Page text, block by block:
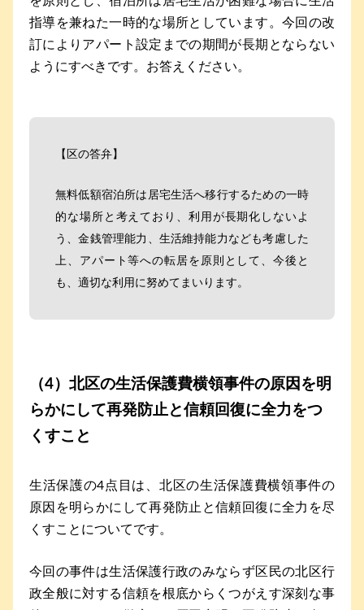
指導を兼ねた一時的な場所としています。今回の改
訂によりアパート設定までの期間が長期とならない
ようにすべきです。お答えください。
【区の答弁】
無料低額宿泊所は居宅生活へ移行するための一時
的な場所と考えており、利用が長期化しないよ
う、金銭管理能力、生活維持能力なども考慮した
上、アパート等への転居を原則として、今後と
も、適切な利用に努めてまいります。
（4）北区の生活保護費横領事件の原因を明
らかにして再発防止と信頼回復に全力をつ
くすこと
生活保護の4点目は、北区の生活保護費横領事件の
原因を明らかにして再発防止と信頼回復に全力を尽
くすことについてです。
今回の事件は生活保護行政のみならず区民の北区行
政全般に対する信頼を根底からくつがえす深刻な事